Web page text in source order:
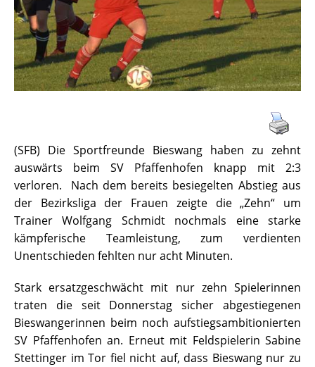
(SFB) Die Sportfreunde Bieswang haben zu zehnt
auswärts beim SV Pfaffenhofen knapp mit 2:3
verloren. Nach dem bereits besiegelten Abstieg aus
der Bezirksliga der Frauen zeigte die „Zehn“ um
Trainer Wolfgang Schmidt nochmals eine starke
kämpferische Teamleistung, zum verdienten
Unentschieden fehlten nur acht Minuten.
Stark ersatzgeschwächt mit nur zehn Spielerinnen
traten die seit Donnerstag sicher abgestiegenen
Bieswangerinnen beim noch aufstiegsambitionierten
SV Pfaffenhofen an. Erneut mit Feldspielerin Sabine
Stettinger im Tor fiel nicht auf, dass Bieswang nur zu